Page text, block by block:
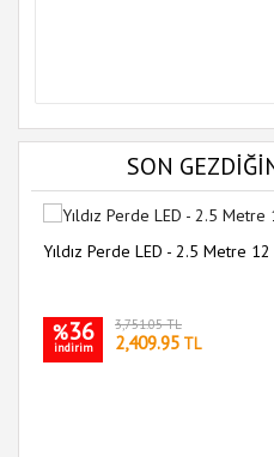
SON
Yıldız Perde LED - 2.5 Metre
%36
indirim
3,751.05 TL
2,409.95 TL